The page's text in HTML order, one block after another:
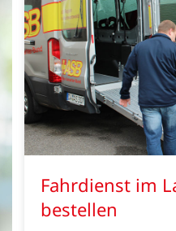
Fahrdienst im
bestellen